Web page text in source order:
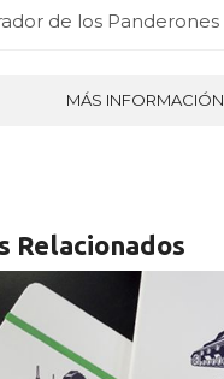
de los Panderones
MÁS INFORMACIÓN
Relacionados